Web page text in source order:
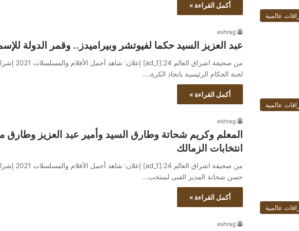
أكمل القراءة »
عالمية
eshrag
عبد العزيز السيد حكما لفيوتشر وبيراميدز.. وقمر الدولة
لجنة الحكام الرئيسية باتحاد الكرة،…
أكمل القراءة »
عالمية
eshrag
المعلم وكريم شحاتة وطارق السيد وأمير عبد العزيز
انتخابات الزمالك
حسن شحاتة المدير الفنى لمنتخب…
أكمل القراءة »
عالمية
eshrag